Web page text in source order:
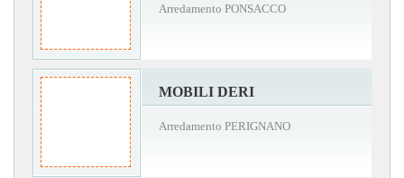
Arredamento PONSACCO
MOBILI DERI
Arredamento PERIGNANO